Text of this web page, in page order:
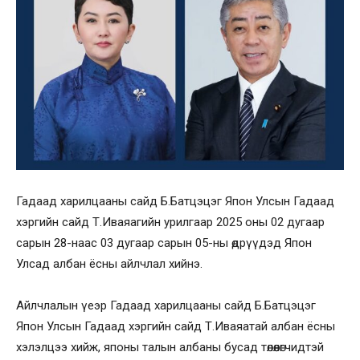
Гадаад харилцааны сайд Б.Батцэцэг Япон Улсын Гадаад
хэргийн сайд Т.Иваяагийн урилгаар 2025 оны 02 дугаар
сарын 28-наас 03 дугаар сарын 05-ны өдрүүдэд Япон
Улсад албан ёсны айлчлал хийнэ.
Айлчлалын үеэр Гадаад харилцааны сайд Б.Батцэцэг
Япон Улсын Гадаад хэргийн сайд Т.Иваяатай албан ёсны
хэлэлцээ хийж, японы талын албаны бусад төлөөлөгчидтэй